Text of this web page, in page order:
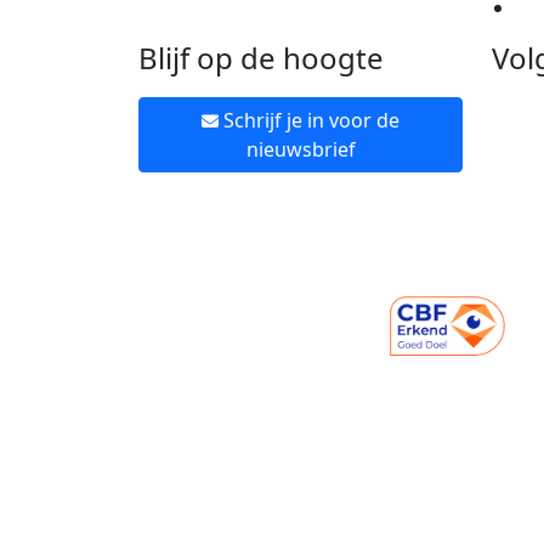
Blijf op de hoogte
Schrijf je in voor de
nieuwsbrief